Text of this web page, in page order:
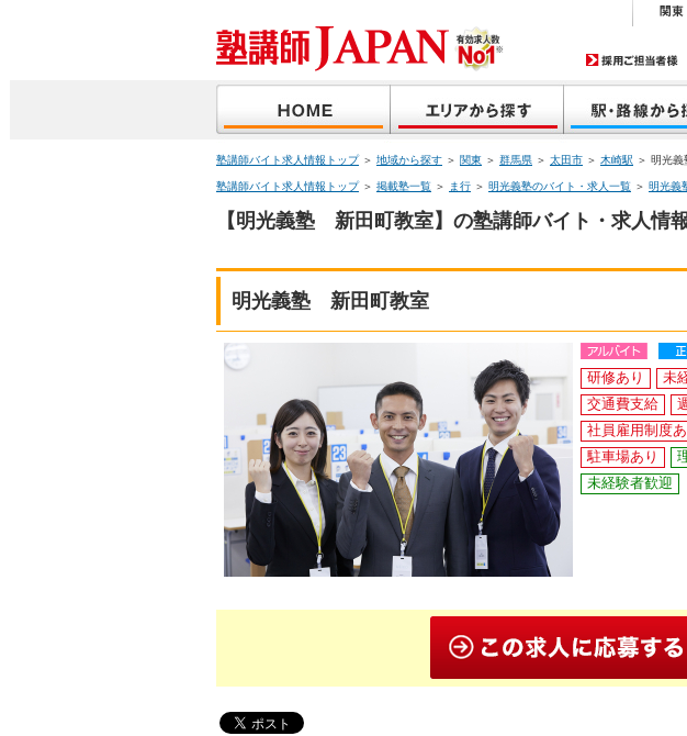
塾講師バイト求人情報トップ＞ 地域から探す ＞ 関東 ＞ 群馬県 ＞ 太田市 ＞ 木崎駅 ＞ 明光
塾講師バイト求人情報トップ＞ 掲載塾一覧 ＞ ま行 ＞ 明光義塾のバイト・求人一覧 ＞ 明光義
【明光義塾 新田町教室】の塾講師バイト・求人情
明光義塾 新田町教室
研修あり 未
交通費支給
社員雇用制度あ
駐車場あり
未経験者歓迎